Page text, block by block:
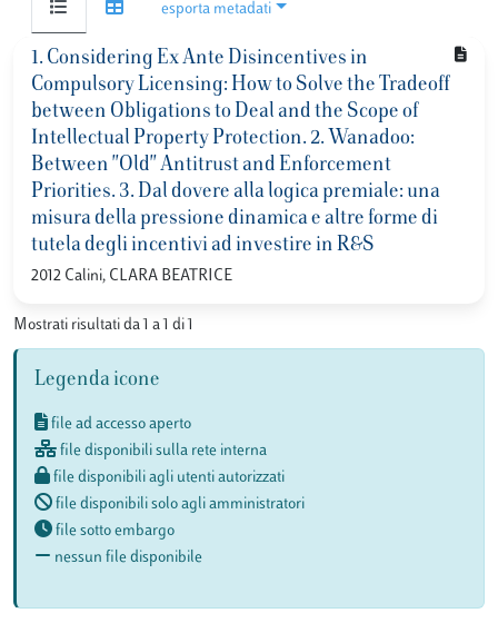
esporta metadati
1. Considering Ex Ante Disincentives in
Compulsory Licensing: How to Solve the Tradeoff
between Obligations to Deal and the Scope of
Intellectual Property Protection. 2. Wanadoo:
Between "Old" Antitrust and Enforcement
Priorities. 3. Dal dovere alla logica premiale: una
misura della pressione dinamica e altre forme di
tutela degli incentivi ad investire in R&S
2012 Calini, CLARA BEATRICE
Mostrati risultati da 1 a 1 di 1
Legenda icone
file ad accesso aperto
file disponibili sulla rete interna
file disponibili agli utenti autorizzati
file disponibili solo agli amministratori
file sotto embargo
nessun file disponibile